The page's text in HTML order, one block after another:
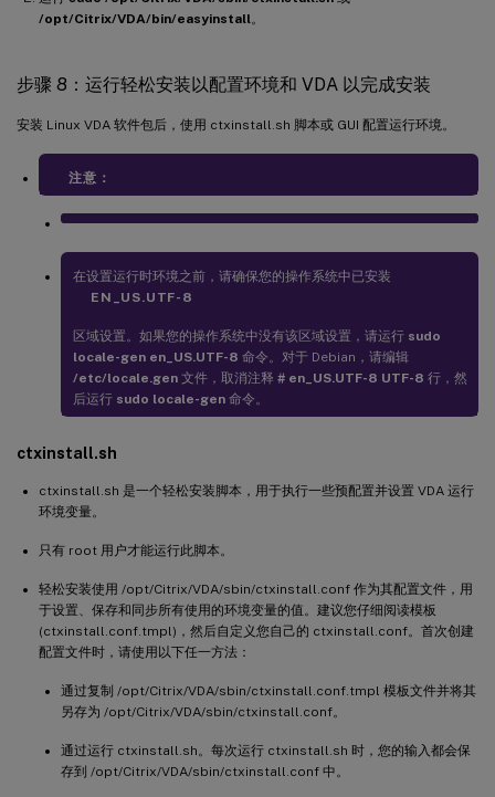
/opt/Citrix/VDA/bin/easyinstall。
步骤 8：运行轻松安装以配置环境和 VDA 以完成安装
安装 Linux VDA 软件包后，使用 ctxinstall.sh 脚本或 GUI 配置运行环境。
注意：
在设置运行时环境之前，请确保您的操作系统中已安装
EN_US.UTF-8
区域设置。如果您的操作系统中没有该区域设置，请运行 sudo
locale-gen en_US.UTF-8 命令。对于 Debian，请编辑
/etc/locale.gen 文件，取消注释 # en_US.UTF-8 UTF-8 行，然
后运行 sudo locale-gen 命令。
ctxinstall.sh
ctxinstall.sh 是一个轻松安装脚本，用于执行一些预配置并设置 VDA 运行
环境变量。
只有 root 用户才能运行此脚本。
轻松安装使用 /opt/Citrix/VDA/sbin/ctxinstall.conf 作为其配置文件，用
于设置、保存和同步所有使用的环境变量的值。建议您仔细阅读模板
(ctxinstall.conf.tmpl)，然后自定义您自己的 ctxinstall.conf。首次创建
配置文件时，请使用以下任一方法：
通过复制 /opt/Citrix/VDA/sbin/ctxinstall.conf.tmpl 模板文件并将其
另存为 /opt/Citrix/VDA/sbin/ctxinstall.conf。
通过运行 ctxinstall.sh。每次运行 ctxinstall.sh 时，您的输入都会保
存到 /opt/Citrix/VDA/sbin/ctxinstall.conf 中。